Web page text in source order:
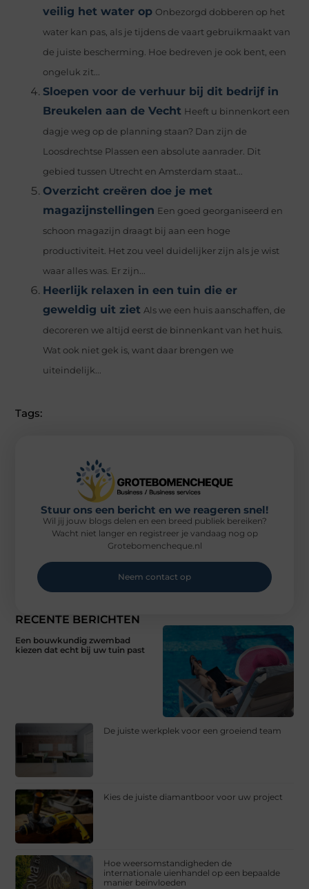
veilig het water op Onbezorgd dobberen op het
water kan pas, als je tijdens de vaart gebruikmaakt van
de juiste bescherming. Hoe bedreven je ook bent, een
ongeluk zit...
Sloepen voor de verhuur bij dit bedrijf in
Breukelen aan de Vecht Heeft u binnenkort een
dagje weg op de planning staan? Dan zijn de
Loosdrechtse Plassen een absolute aanrader. Dit
gebied tussen Utrecht en Amsterdam staat...
Overzicht creëren doe je met
magazijnstellingen Een goed georganiseerd en
schoon magazijn draagt ​​bij aan een hoge
productiviteit. Het zou veel duidelijker zijn als je wist
waar alles was. Er zijn...
Heerlijk relaxen in een tuin die er
geweldig uit ziet Als we een huis aanschaffen, de
decoreren we altijd eerst de binnenkant van het huis.
Wat ook niet gek is, want daar brengen we
uiteindelijk...
Tags:
RECENTE BERICHTEN
Een bouwkundig zwembad
kiezen dat echt bij uw tuin past
De juiste werkplek voor een groeiend team
Kies de juiste diamantboor voor uw project
Hoe weersomstandigheden de
internationale uienhandel op een bepaalde
manier beïnvloeden
Stuur ons een bericht en we reageren snel!
Wil jij jouw blogs delen en een breed publiek bereiken?
Wacht niet langer en registreer je vandaag nog op
Grotebomencheque.nl
Neem contact op